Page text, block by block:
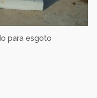
para esgoto